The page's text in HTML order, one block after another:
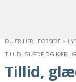
og
gå
indhold
forsiden
guide
for
1.2:
1.3:
Økonomi
1.5:
FORSIDE
TILLID, GLÆDE OG
Tillid,